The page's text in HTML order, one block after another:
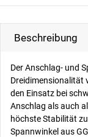
Beschreibung
Der Anschlag- und
Dreidimensionalität
den Einsatz bei
Anschlag als auch
höchste Stabilität
Spannwinkel aus